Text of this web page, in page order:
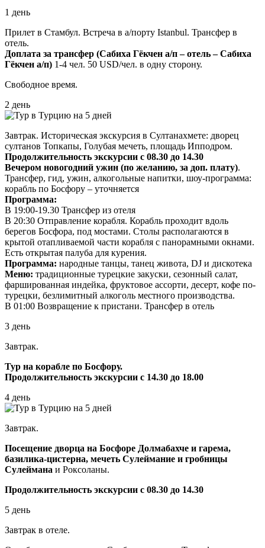
1 день
Прилет в Стамбул. Встреча в а/порту Istanbul. Трансфер в
отель.
Доплата за трансфер (Сабиха Гёкчен а/п ‒ отель ‒ Сабиха
Гёкчен а/п) 1-4 чел. 50 USD/чел. в одну сторону.
Свободное время.
2 день
Завтрак. Историческая экскурсия в Султанахмете: дворец
султанов Топкапы, Голубая мечеть, площадь Ипподром.
Продолжительность экскурсии с 08.30 до 14.30
Вечером новогодний ужин (по желанию, за доп. плату).
Трансфер, гид, ужин, алкогольные напитки, шоу-программа:
корабль по Босфору – уточняется
Программа:
В 19:00-19.30 Трансфер из отеля
В 20:30 Отправление корабля. Корабль проходит вдоль
берегов Босфора, под мостами. Столы располагаются в
крытой отапливаемой части корабля с панорамными окнами.
Есть открытая палуба для курения.
Программа: народные танцы, танец живота, DJ и дискотека
Меню: традиционные турецкие закуски, сезонный салат,
фаршированная индейка, фруктовое ассорти, десерт, кофе по-
турецки, безлимитный алкоголь местного производства.
В 01:00 Возвращение к пристани. Трансфер в отель
3 день
Завтрак.
Тур на корабле по Босфору.
Продолжительность экскурсии с 14.30 до 18.00
4 день
Завтрак.
Посещение дворца на Босфоре Долмабахче и гарема,
базилика-цистерна, мечеть Сулеймание и гробницы
Сулеймана и Роксоланы.
Продолжительность экскурсии с 08.30 до 14.30
5 день
Завтрак в отеле.